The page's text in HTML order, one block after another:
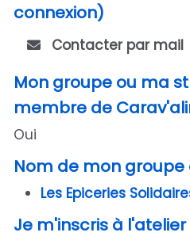
connexion)
Contacter par mail
Mon groupe ou ma
membre de
Oui
Nom de mon
Les Epiceries
Je m'inscris à